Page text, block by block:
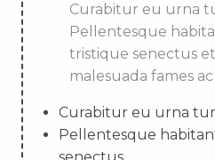
Curabitur eu urna
Pellentesque
tristique senectus
malesuada fames
Curabitur eu urna
Pellentesque